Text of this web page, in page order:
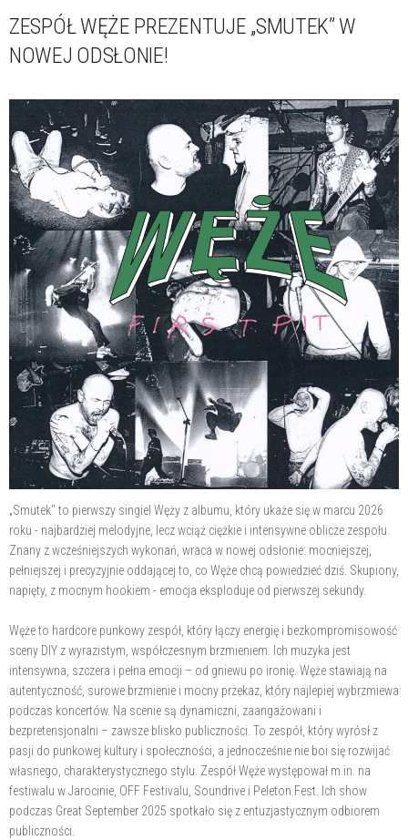
ZESPÓŁ WĘŻE PREZENTUJE „SMUTEK” W
NOWEJ ODSŁONIE!
„Smutek" to pierwszy singiel Węży z albumu, który ukaże się w marcu 2026
roku - najbardziej melodyjne, lecz wciąż ciężkie i intensywne oblicze zespołu.
Znany z wcześniejszych wykonań, wraca w nowej odsłonie: mocniejszej,
pełniejszej i precyzyjnie oddającej to, co Węże chcą powiedzieć dziś. Skupiony,
napięty, z mocnym hookiem - emocja eksploduje od pierwszej sekundy.
Węże to hardcore punkowy zespół, który łączy energię i bezkompromisowość
sceny DIY z wyrazistym, współczesnym brzmieniem. Ich muzyka jest
intensywna, szczera i pełna emocji – od gniewu po ironię. Węże stawiają na
autentyczność, surowe brzmienie i mocny przekaz, który najlepiej wybrzmiewa
podczas koncertów. Na scenie są dynamiczni, zaangażowani i
bezpretensjonalni – zawsze blisko publiczności. To zespół, który wyrósł z
pasji do punkowej kultury i społeczności, a jednocześnie nie boi się rozwijać
własnego, charakterystycznego stylu. Zespół Węże występował m.in. na
festiwalu w Jarocinie, OFF Festivalu, Soundrive i Peleton.Fest. Ich show
podczas Great September 2025 spotkało się z entuzjastycznym odbiorem
publiczności.